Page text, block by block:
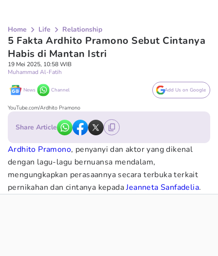
Home Life Relationship
5 Fakta Ardhito Pramono Sebut Cintanya
Habis di Mantan Istri
19 Mei 2025, 10:58 WIB
Muhammad Al-Fatih
News Channel Add Us on Google
YouTube.com/Ardhito Pramono
Share Article
Ardhito Pramono, penyanyi dan aktor yang dikenal
dengan lagu-lagu bernuansa mendalam,
mengungkapkan perasaannya secara terbuka terkait
pernikahan dan cintanya kepadaJeanneta Sanfadelia.